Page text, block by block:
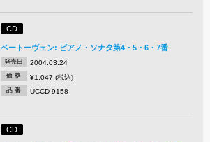
CD
ベートーヴェン: ピアノ・ソナタ第4・5・6・7番
発売日 2004.03.24
価 格 ¥1,047 (税込)
品 番 UCCD-9158
CD